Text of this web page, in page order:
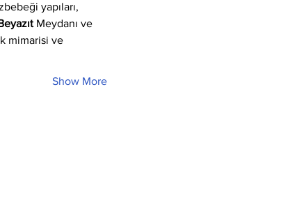
yapıları,
Meydanı ve
mimarisi ve
Show More